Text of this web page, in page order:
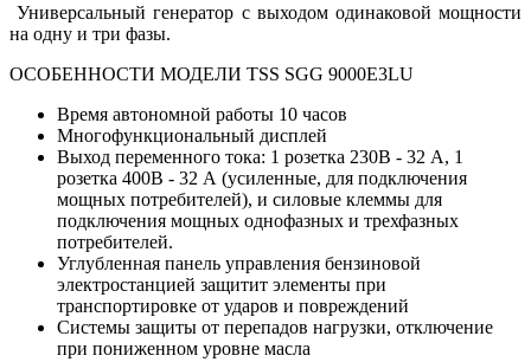
Универсальный генератор с выходом одинаковой мощности
на одну и три фазы.
ОСОБЕННОСТИ МОДЕЛИ TSS SGG 9000E3LU
Время автономной работы 10 часов
Многофункциональный дисплей
Выход переменного тока: 1 розетка 230В - 32 А, 1
розетка 400В - 32 А (усиленные, для подключения
мощных потребителей), и силовые клеммы для
подключения мощных однофазных и трехфазных
потребителей.
Углубленная панель управления бензиновой
электростанцией защитит элементы при
транспортировке от ударов и повреждений
Системы защиты от перепадов нагрузки, отключение
при пониженном уровне масла